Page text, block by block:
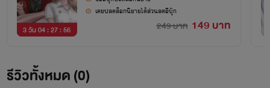
3 วัน 04 : 27 : 55 249 บาท 149 บาท
เคยปลดล็อกนิยายได้ส่วนลดอีบุ๊ก
รีวิวทั้งหมด (0)